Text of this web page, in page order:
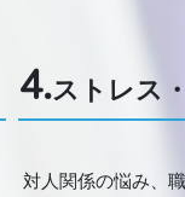
4.ストレス
対人関係の悩み、